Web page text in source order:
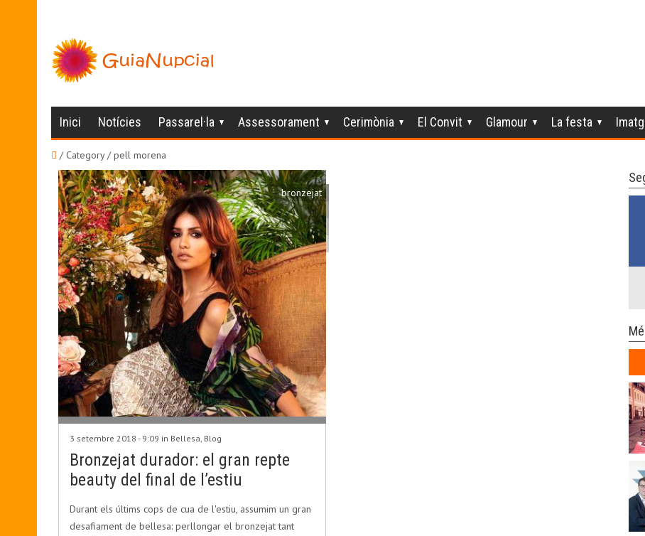
Inici Notícies Passarel·la Assessorament Cerimònia El Convit Glamour La festa
/ Category / pell morena
bronzejat
3 setembre 2018 - 9:09 in Bellesa, Blog
Bronzejat durador: el gran repte
beauty del final de l’estiu
Durant els últims cops de cua de l'estiu, assumim un gran
desafiament de bellesa: perllongar el bronzejat tant